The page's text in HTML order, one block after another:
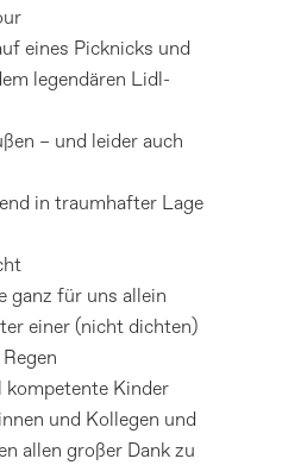
eines Picknicks und
legendären Lidl-
– und leider auch
in traumhafter Lage
ganz für uns allein
einer (nicht dichten)
kompetente Kinder
und Kollegen und
allen großer Dank zu